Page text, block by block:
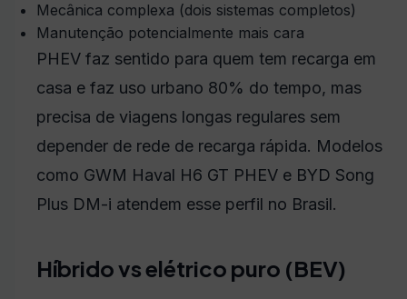
Mecânica complexa (dois sistemas completos)
Manutenção potencialmente mais cara
PHEV faz sentido para quem tem recarga em
casa e faz uso urbano 80% do tempo, mas
precisa de viagens longas regulares sem
depender de rede de recarga rápida. Modelos
como GWM Haval H6 GT PHEV e BYD Song
Plus DM-i atendem esse perfil no Brasil.
Híbrido vs elétrico puro (BEV)